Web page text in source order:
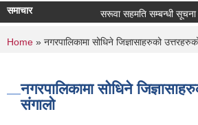
समाचार सरूवा सहमति सम्बन्धी सूचना ।
You are here
Home » नगरपालिकामा सोधिने जिज्ञासाहरुको
नगरपालिकामा सोधिने
संगालो